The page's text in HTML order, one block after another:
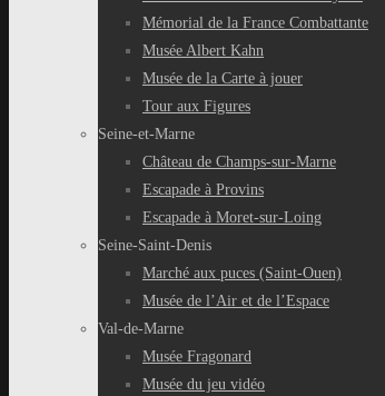
Mémorial de la France Combattante
Musée Albert Kahn
Musée de la Carte à jouer
Tour aux Figures
Seine-et-Marne
Château de Champs-sur-Marne
Escapade à Provins
Escapade à Moret-sur-Loing
Seine-Saint-Denis
Marché aux puces (Saint-Ouen)
Musée de l’Air et de l’Espace
Val-de-Marne
Musée Fragonard
Musée du jeu vidéo